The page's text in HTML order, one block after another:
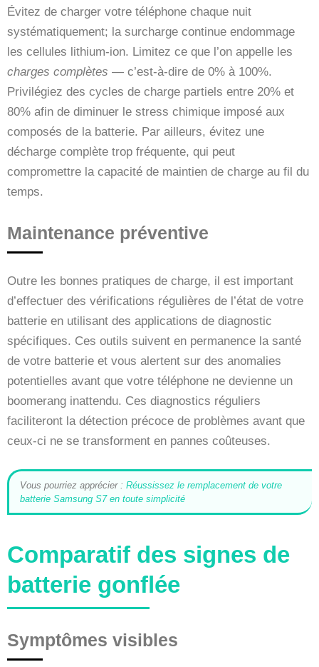
Évitez de charger votre téléphone chaque nuit
systématiquement; la surcharge continue endommage
les cellules lithium-ion. Limitez ce que l’on appelle les
charges complètes — c’est-à-dire de 0% à 100%.
Privilégiez des cycles de charge partiels entre 20% et
80% afin de diminuer le stress chimique imposé aux
composés de la batterie. Par ailleurs, évitez une
décharge complète trop fréquente, qui peut
compromettre la capacité de maintien de charge au fil du
temps.
Maintenance préventive
Outre les bonnes pratiques de charge, il est important
d’effectuer des vérifications régulières de l’état de votre
batterie en utilisant des applications de diagnostic
spécifiques. Ces outils suivent en permanence la santé
de votre batterie et vous alertent sur des anomalies
potentielles avant que votre téléphone ne devienne un
boomerang inattendu. Ces diagnostics réguliers
faciliteront la détection précoce de problèmes avant que
ceux-ci ne se transforment en pannes coûteuses.
Vous pourriez apprécier : Réussissez le remplacement de votre
batterie Samsung S7 en toute simplicité
Comparatif des signes de
batterie gonflée
Symptômes visibles